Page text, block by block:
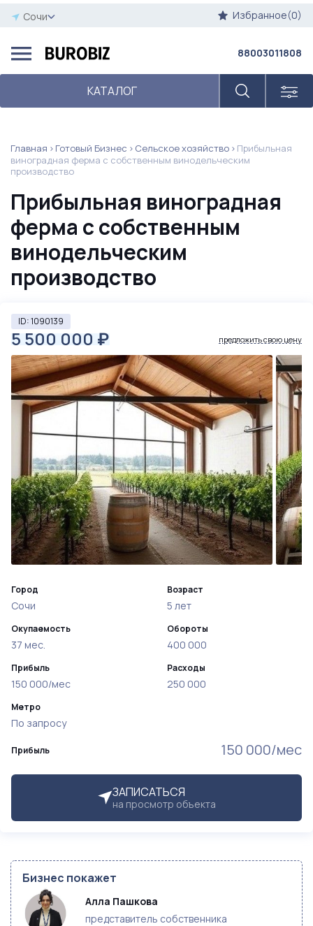
Сочи Избранное(0)
КАТАЛОГ
88003011808
Главная Готовый Бизнес Сельское хозяйство
Прибыльная
виноградная ферма с собственным винодельческим
производство
Прибыльная виноградная
ферма с собственным
винодельческим
производство
ID: 1090139
5 500 000 ₽ предложить свою цену
Прибыль 150 000/мес
ЗАПИСАТЬСЯ
на просмотр объекта
Город
Сочи
Окупаемость
37 мес.
Прибыль
150 000/мес
Возраст
5 лет
Обороты
400 000
Расходы
250 000
Метро
По запросу
Бизнес покажет
Алла Пашкова
представитель собственника